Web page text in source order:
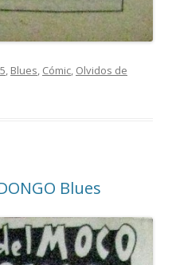
, Blues, Cómic, Olvidos de
Blues